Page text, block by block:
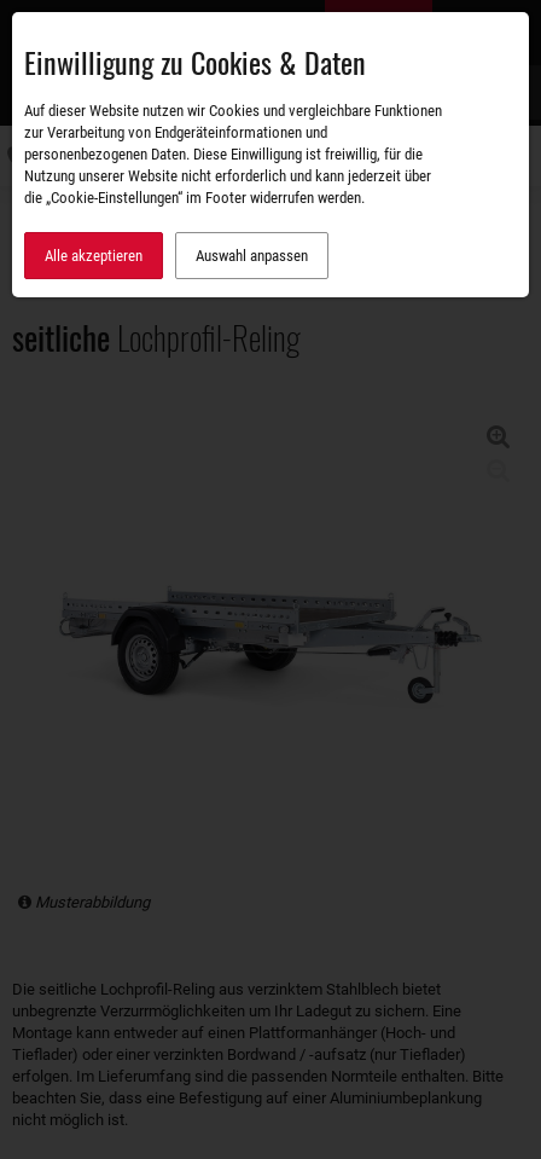
Zum
seitliche Lochprofil-Reling
Musterabbildung
Die seitliche Lochprofil-Reling aus verzinktem Stahlblech bietet
unbegrenzte Verzurrmöglichkeiten um Ihr Ladegut zu sichern. Eine
Montage kann entweder auf einen Plattformanhänger (Hoch- und
Tieflader) oder einer verzinkten Bordwand / -aufsatz (nur Tieflader)
erfolgen. Im Lieferumfang sind die passenden Normteile enthalten. Bitte
beachten Sie, dass eine Befestigung auf einer Aluminiumbeplankung
nicht möglich ist.
Einwilligung zu Cookies & Daten
Auf dieser Website nutzen wir Cookies und vergleichbare Funktionen
zur Verarbeitung von Endgeräteinformationen und
personenbezogenen Daten. Diese Einwilligung ist freiwillig, für die
Nutzung unserer Website nicht erforderlich und kann jederzeit über
die „Cookie-Einstellungen“ im Footer widerrufen werden.
Alle akzeptieren Auswahl anpassen